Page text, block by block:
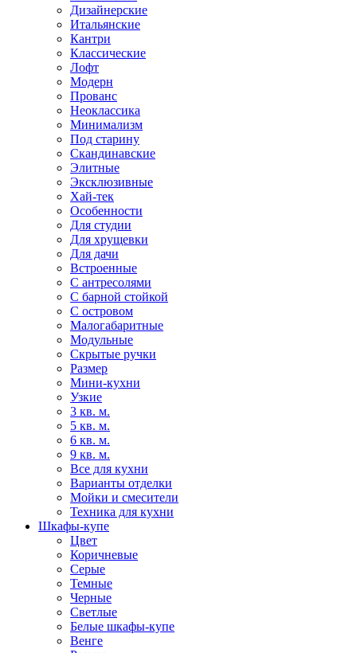
Дизайнерские
Итальянские
Кантри
Классические
Лофт
Модерн
Прованс
Неоклассика
Минимализм
Под старину
Скандинавские
Элитные
Эксклюзивные
Хай-тек
Особенности
Для студии
Для хрущевки
Для дачи
Встроенные
С антресолями
С барной стойкой
С островом
Малогабаритные
Модульные
Скрытые ручки
Размер
Мини-кухни
Узкие
3 кв. м.
5 кв. м.
6 кв. м.
9 кв. м.
Все для кухни
Варианты отделки
Мойки и смесители
Техника для кухни
Шкафы-купе
Цвет
Коричневые
Серые
Темные
Черные
Светлые
Белые шкафы-купе
Венге